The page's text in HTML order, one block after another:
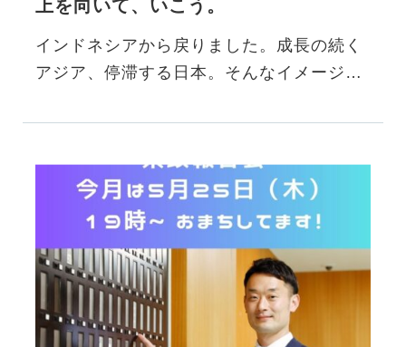
上を向いて、いこう。
インドネシアから戻りました。成長の続く
アジア、停滞する日本。そんなイメージが
色々な縁を頼って拡げにイ…